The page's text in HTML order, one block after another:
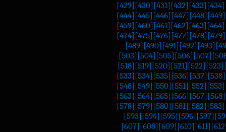
[429] [430] [431] [432] [433] [434]
[444] [445] [446] [447] [448] [449]
[459] [460] [461] [462] [463] [464]
[474] [475] [476] [477] [478] [479]
[489] [490] [491] [492] [493]
[503] [504] [505] [506] [507]
[518] [519] [520] [521] [522] [523]
[533] [534] [535] [536] [537] [538]
[548] [549] [550] [551] [552] [553]
[563] [564] [565] [566] [567] [568]
[578] [579] [580] [581] [582] [583]
[593] [594] [595] [596] [597]
[607] [608] [609] [610] [611]